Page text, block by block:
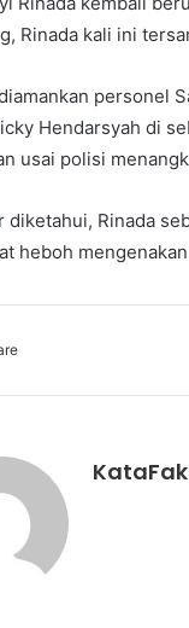
Rinada kali ini
personel
Hendarsyah di
usai polisi
diketahui, Rinada
heboh